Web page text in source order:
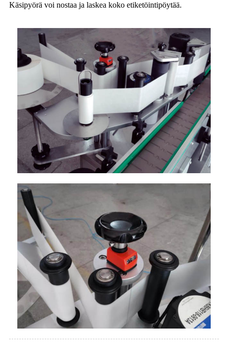
Käsipyörä voi nostaa ja laskea koko etiketöintipöytää.